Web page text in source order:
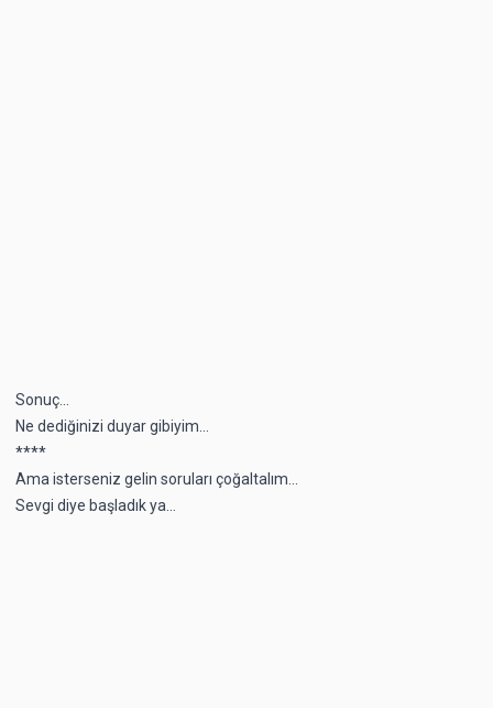
Sonuç...
Ne dediğinizi duyar gibiyim...
****
Ama isterseniz gelin soruları çoğaltalım...
Sevgi diye başladık ya...